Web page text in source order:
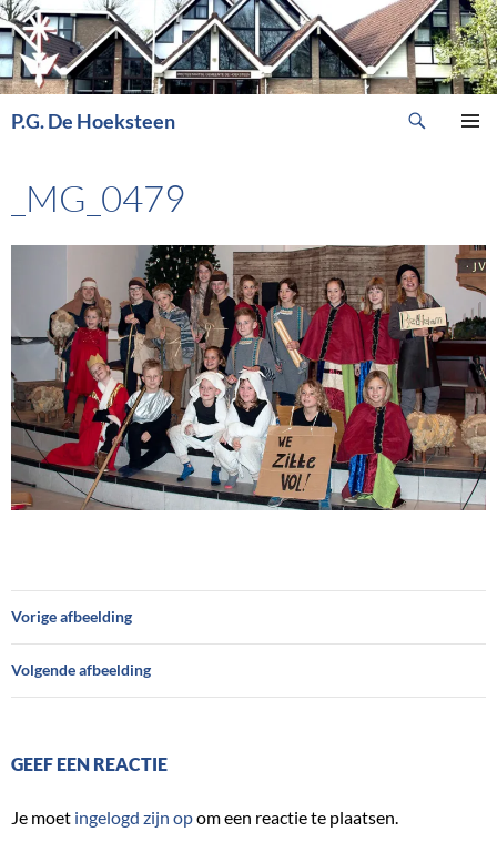
Ga
naar
de
inhoud
P.G. De Hoeksteen
_MG_0479
Vorige afbeelding
Volgende afbeelding
GEEF EEN REACTIE
Je moet ingelogd zijn opom een reactie te plaatsen.